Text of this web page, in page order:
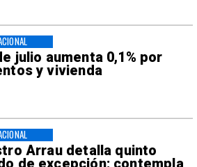
julio aumenta 0,1% por
y vivienda
Arrau detalla quinto